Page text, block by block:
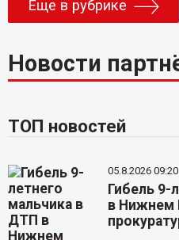
Еще в рубрике
Новости
ТОП новостей
05.8.2026 09:20
Гибель 9-
в Нижнем